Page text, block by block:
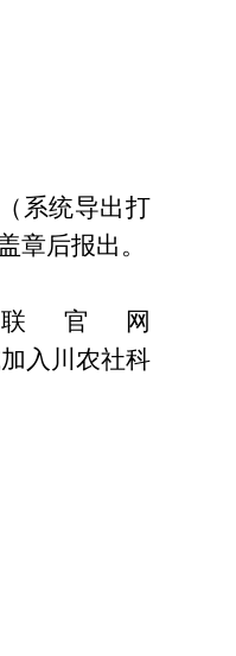
系统导出打
章后报出。
官网
入川农社科